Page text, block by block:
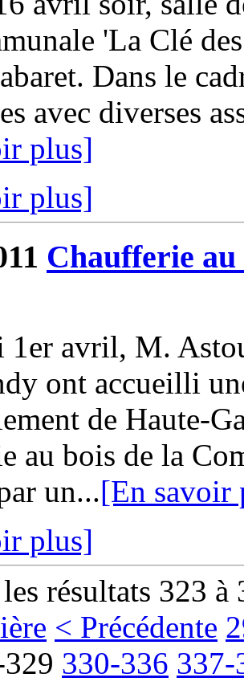
'La Clé
Dans le
avec diverses
plus]
plus]
Chaufferie au
1er avril, M.
ont accueilli
de Haute-
au bois de la
un...[En savoir
plus]
résultats 323 à
< Précédente
330-336 337-